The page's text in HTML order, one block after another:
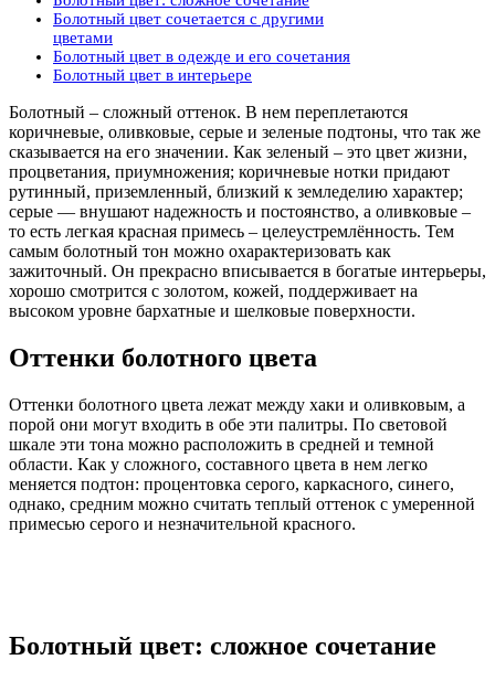
Болотный цвет сочетается с другими
цветами
Болотный цвет в одежде и его сочетания
Болотный цвет в интерьере
Болотный – сложный оттенок. В нем переплетаются
коричневые, оливковые, серые и зеленые подтоны, что так же
сказывается на его значении. Как зеленый – это цвет жизни,
процветания, приумножения; коричневые нотки придают
рутинный, приземленный, близкий к земледелию характер;
серые — внушают надежность и постоянство, а оливковые –
то есть легкая красная примесь – целеустремлённость. Тем
самым болотный тон можно охарактеризовать как
зажиточный. Он прекрасно вписывается в богатые интерьеры,
хорошо смотрится с золотом, кожей, поддерживает на
высоком уровне бархатные и шелковые поверхности.
Оттенки болотного цвета
Оттенки болотного цвета лежат между хаки и оливковым, а
порой они могут входить в обе эти палитры. По световой
шкале эти тона можно расположить в средней и темной
области. Как у сложного, составного цвета в нем легко
меняется подтон: процентовка серого, каркасного, синего,
однако, средним можно считать теплый оттенок с умеренной
примесью серого и незначительной красного.
Болотный цвет: сложное сочетание